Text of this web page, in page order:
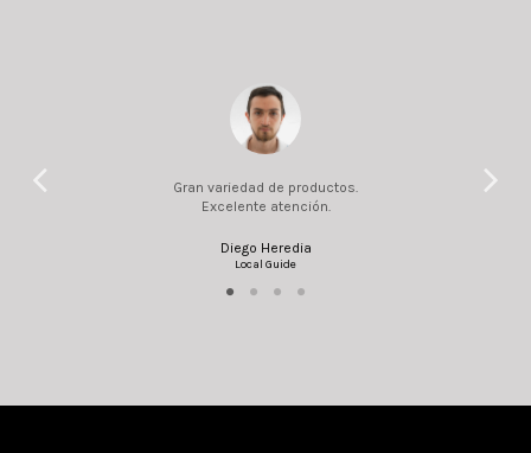
Gran variedad de productos.
Excelente atención.
Diego Heredia
Local Guide